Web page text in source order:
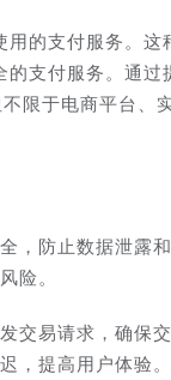
的支付服务。这
的支付服务。通过
限于电商平台、
，防止数据泄露和
险。
交易请求，确保交
，提高用户体验。